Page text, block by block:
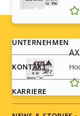
Footer
menu
UNTERNEHMEN
KONTAKT
KARRIERE